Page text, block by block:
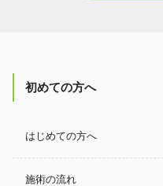
初めての方へ
はじめての方へ
施術の流れ